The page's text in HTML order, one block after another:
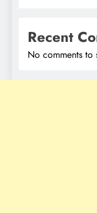
Recent
No comments to